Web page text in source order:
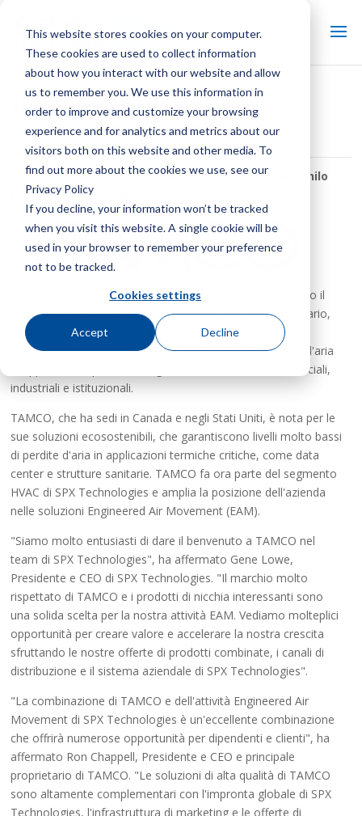
This website stores cookies on your computer.
These cookies are used to collect information
about how you interact with our website and allow
us to remember you. We use this information in
order to improve and customize your browsing
experience and for analytics and metrics about our
visitors both on this website and other media. To
find out more about the cookies we use, see our
Privacy Policy
If you decline, your information won’t be tracked
when you visit this website. A single cookie will be
used in your browser to remember your preference
not to be tracked.
Cookies settings
Accept Decline
SPX Technologies annuncia
l'acquisizione di TAMCO
Di:Staff tecnico di raffreddamento SPX| In: Mantienilo
fresco Centro notizie
SPX Technologies Inc. ha annunciato oggi di aver acquisito il
produttore privato TAMCO. Con sede a Smiths Falls, Ontario,
Canada, TAMCO è leader di mercato nelle serrande
motorizzate e non motorizzate che controllano il flusso d'aria
in applicazioni speciali su larga scala nei mercati commerciali,
industriali e istituzionali.
TAMCO, che ha sedi in Canada e negli Stati Uniti, è nota per le
sue soluzioni ecosostenibili, che garantiscono livelli molto bassi
di perdite d'aria in applicazioni termiche critiche, come data
center e strutture sanitarie. TAMCO fa ora parte del segmento
HVAC di SPX Technologies e amplia la posizione dell'azienda
nelle soluzioni Engineered Air Movement (EAM).
"Siamo molto entusiasti di dare il benvenuto a TAMCO nel
team di SPX Technologies", ha affermato Gene Lowe,
Presidente e CEO di SPX Technologies. "Il marchio molto
rispettato di TAMCO e i prodotti di nicchia interessanti sono
una solida scelta per la nostra attività EAM. Vediamo molteplici
opportunità per creare valore e accelerare la nostra crescita
sfruttando le nostre offerte di prodotti combinate, i canali di
distribuzione e il sistema aziendale di SPX Technologies".
"La combinazione di TAMCO e dell'attività Engineered Air
Movement di SPX Technologies è un'eccellente combinazione
che offrirà numerose opportunità per dipendenti e clienti", ha
affermato Ron Chappell, Presidente e CEO e principale
proprietario di TAMCO. "Le soluzioni di alta qualità di TAMCO
sono altamente complementari con l'impronta globale di SPX
Technologies, l'infrastruttura di marketing e le offerte di